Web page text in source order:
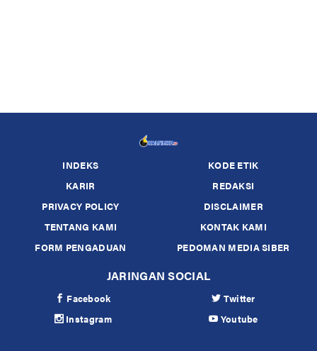
INDEKS
KODE ETIK
KARIR
REDAKSI
PRIVACY POLICY
DISCLAIMER
TENTANG KAMI
KONTAK KAMI
FORM PENGADUAN
PEDOMAN MEDIA SIBER
JARINGAN SOCIAL
Facebook
Twitter
Instagram
Youtube